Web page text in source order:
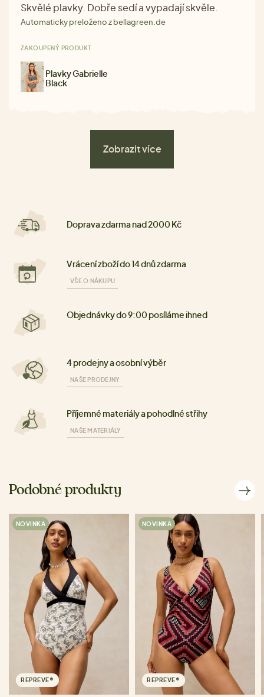
Skvělé plavky. Dobře sedí a vypadají skvěle.
Automaticky preloženo z bellagreen.de
ZAKOUPENÝ PRODUKT
Plavky Gabrielle
Black
Zobrazit více
Doprava zdarma nad 2000 Kč
Vrácení zboží do 14 dnů zdarma
VŠE O NÁKUPU
Objednávky do 9:00 posíláme ihned
4 prodejny a osobní výběr
NAŠE PRODEJNY
Příjemné materiály a pohodlné střihy
NAŠE MATERIÁLY
Podobné produkty
NOVINKA
REPREVE®
NOVINKA
REPREVE®